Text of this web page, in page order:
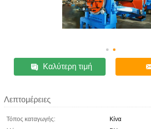
Καλύτερη τιμή
Λεπτομέρειες
Τόπος καταγωγής:
Κίνα